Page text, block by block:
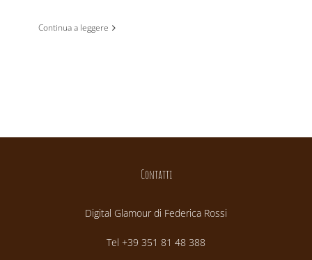
Continua a leggere
Contatti
Digital Glamour di Federica Rossi
Tel +39 351 81 48 388